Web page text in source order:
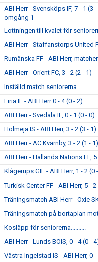
ABI Herr - Svensköps IF, 7 - 1 (3
omgång 1
Lottningen till kvalet för
ABI Herr - Staffanstorps United
Rumänska FF - ABI Herr,
ABI Herr - Orient FC, 3 - 2 (2 - 1)
Inställd match seniorerna.
Liria IF - ABI Herr 0 - 4 (0 - 2)
ABI Herr - Svedala IF, 0 - 1 (0 - 0)
Holmeja IS - ABI Herr, 3 - 2 (3 - 1)
ABI Herr - AC Kvarnby, 3 - 2 (1 - 1)
ABI Herr - Hallands Nations FF, 5
Klågerups GIF - ABI Herr, 1 - 2 (0
Turkisk Center FF - ABI Herr, 5 - 2
Träningsmatch ABI Herr - Oxie
Träningsmatch på bortaplan
Kosläpp för seniorerna..........
ABI Herr - Lunds BOIS, 0 - 4 (0 -
Västra Ingelstad IS - ABI Herr, 0